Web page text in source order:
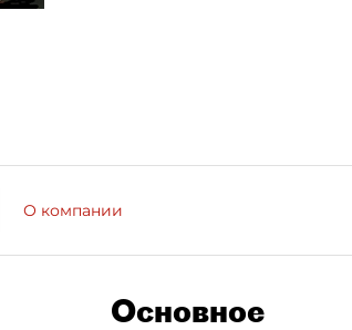
О компании
Основное